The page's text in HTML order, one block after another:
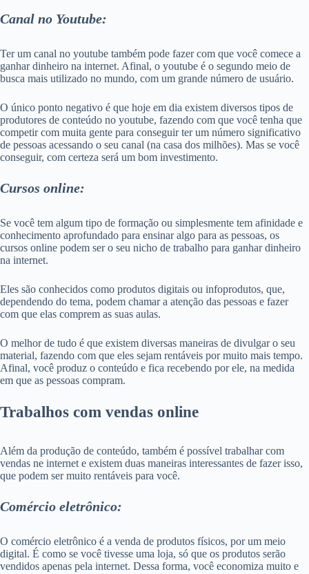
Canal no Youtube:
Ter um canal no youtube também pode fazer com que você comece a
ganhar dinheiro na internet. Afinal, o youtube é o segundo meio de
busca mais utilizado no mundo, com um grande número de usuário.
O único ponto negativo é que hoje em dia existem diversos tipos de
produtores de conteúdo no youtube, fazendo com que você tenha que
competir com muita gente para conseguir ter um número significativo
de pessoas acessando o seu canal (na casa dos milhões). Mas se você
conseguir, com certeza será um bom investimento.
Cursos online:
Se você tem algum tipo de formação ou simplesmente tem afinidade e
conhecimento aprofundado para ensinar algo para as pessoas, os
cursos online podem ser o seu nicho de trabalho para ganhar dinheiro
na internet.
Eles são conhecidos como produtos digitais ou infoprodutos, que,
dependendo do tema, podem chamar a atenção das pessoas e fazer
com que elas comprem as suas aulas.
O melhor de tudo é que existem diversas maneiras de divulgar o seu
material, fazendo com que eles sejam rentáveis por muito mais tempo.
Afinal, você produz o conteúdo e fica recebendo por ele, na medida
em que as pessoas compram.
Trabalhos com vendas online
Além da produção de conteúdo, também é possível trabalhar com
vendas ne internet e existem duas maneiras interessantes de fazer isso,
que podem ser muito rentáveis para você.
Comércio eletrônico:
O comércio eletrônico é a venda de produtos físicos, por um meio
digital. É como se você tivesse uma loja, só que os produtos serão
vendidos apenas pela internet. Dessa forma, você economiza muito e